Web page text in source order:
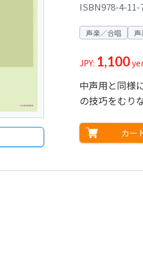
ISBN978-4-11-
声楽／合唱 声
JPY: 1,100
中声用と同様
の技巧をむり
カー